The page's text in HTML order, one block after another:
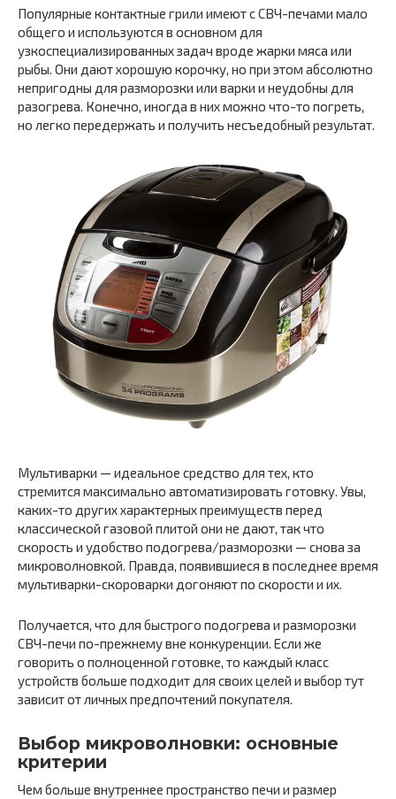
Популярные контактные грили имеют с СВЧ-печами мало
общего и используются в основном для
узкоспециализированных задач вроде жарки мяса или
рыбы. Они дают хорошую корочку, но при этом абсолютно
непригодны для разморозки или варки и неудобны для
разогрева. Конечно, иногда в них можно что-то погреть,
но легко передержать и получить несъедобный результат.
Мультиварки — идеальное средство для тех, кто
стремится максимально автоматизировать готовку. Увы,
каких-то других характерных преимуществ перед
классической газовой плитой они не дают, так что
скорость и удобство подогрева/разморозки — снова за
микроволновкой. Правда, появившиеся в последнее время
мультиварки-скороварки догоняют по скорости и их.
Получается, что для быстрого подогрева и разморозки
СВЧ-печи по-прежнему вне конкуренции. Если же
говорить о полноценной готовке, то каждый класс
устройств больше подходит для своих целей и выбор тут
зависит от личных предпочтений покупателя.
Выбор микроволновки: основные
критерии
Чем больше внутреннее пространство печи и размер